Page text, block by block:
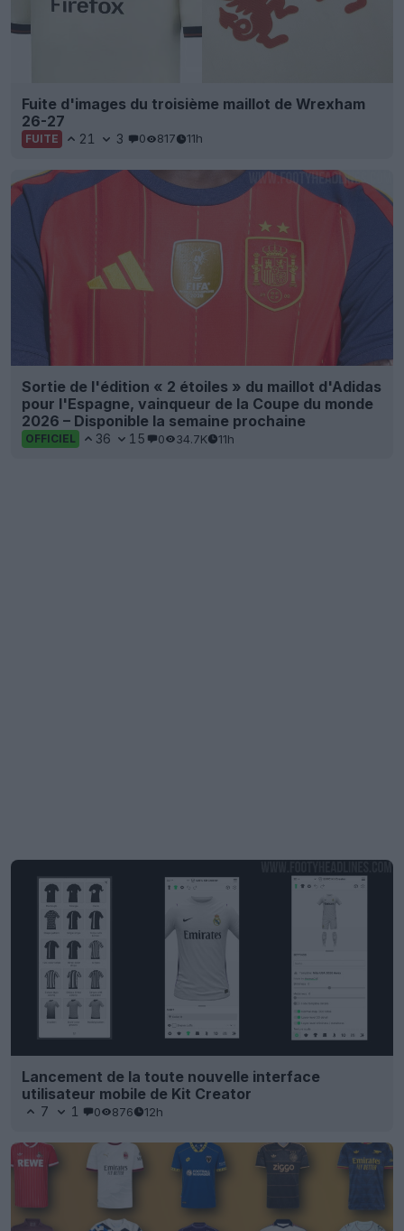
Fuite d'images du troisième maillot de Wrexham
26-27
FUITE 21 3 0 817 11h
Sortie de l'édition « 2 étoiles » du maillot d'Adidas
pour l'Espagne, vainqueur de la Coupe du monde
2026 – Disponible la semaine prochaine
OFFICIEL 36 15 0 34.7K 11h
Lancement de la toute nouvelle interface
utilisateur mobile de Kit Creator
7 1 0 876 12h